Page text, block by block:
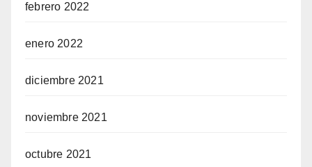
febrero 2022
enero 2022
diciembre 2021
noviembre 2021
octubre 2021